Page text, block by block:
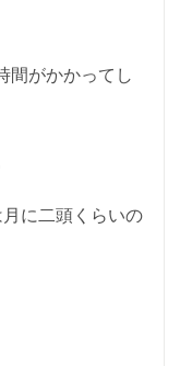
間がかかってし
に二頭くらいの